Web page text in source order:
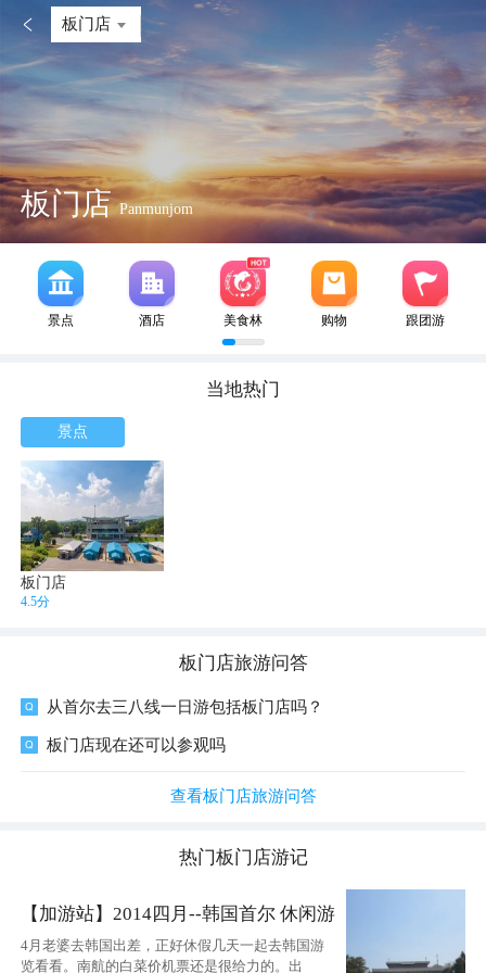
 板门店
板门店Panmunjom
景点 酒店 美食林 购物 跟团游
当地热门
景点
板门店
4.5分
板门店旅游问答
从首尔去三八线一日游包括板门店吗？
板门店现在还可以参观吗
查看板门店旅游问答
热门板门店游记
【加游站】2014四月--韩国首尔 休闲游
4月老婆去韩国出差，正好休假几天一起去韩国游
览看看。南航的白菜价机票还是很给力的。出